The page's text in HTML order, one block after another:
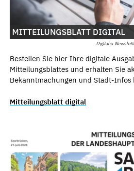
Digitaler
MITTEILUNGSBLATT DIGITAL
Bestellen Sie hier Ihre digitale
Mitteilungsblattes und erhalten Sie
Bekanntmachungen und Stadt-Infos
Mitteilungsblatt digital